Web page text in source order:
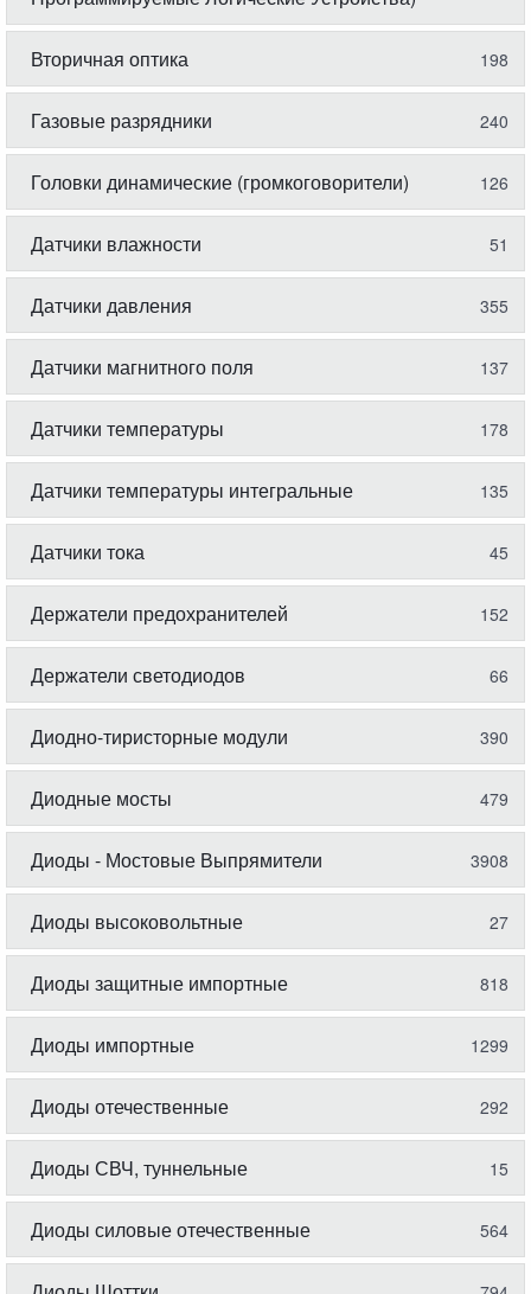
Вторичная оптика 198
Газовые разрядники 240
Головки динамические (громкоговорители) 126
Датчики влажности 51
Датчики давления 355
Датчики магнитного поля 137
Датчики температуры 178
Датчики температуры интегральные 135
Датчики тока 45
Держатели предохранителей 152
Держатели светодиодов 66
Диодно-тиристорные модули 390
Диодные мосты 479
Диоды - Мостовые Выпрямители 3908
Диоды высоковольтные 27
Диоды защитные импортные 818
Диоды импортные 1299
Диоды отечественные 292
Диоды СВЧ, туннельные 15
Диоды силовые отечественные 564